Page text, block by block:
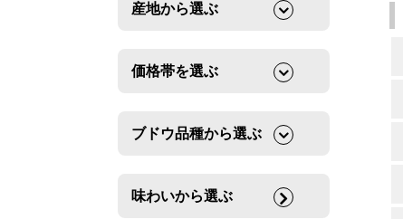
産地から選ぶ
価格帯を選ぶ
ブドウ品種から選ぶ
味わいから選ぶ